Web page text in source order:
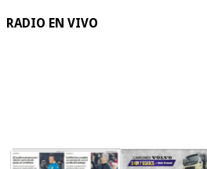
RADIO EN VIVO